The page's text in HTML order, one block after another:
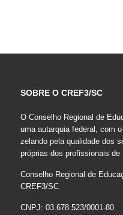
SOBRE O CREF3/SC
O Conselho Regional de
uma autarquia federal, com
zelando pela qualidade dos
próprias dos profissionais
Conselho Regional de
CREF3/SC
CNPJ: 03.678.523/0001-80